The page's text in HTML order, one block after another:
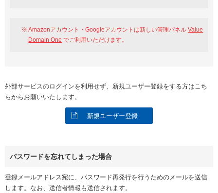
Amazonアカウント・Googleアカウントは新しい管理パネルValue
Domain One でご利用いただけます。
外部サービスのログインを利用せず、新規ユーザー登録をする方はこち
らからお願いいたします。
新規ユーザー登録
パスワードを忘れてしまった場合
登録メールアドレス宛に、パスワード再発行を行うためのメールを送信
します。なお、送信者情報も送信されます。